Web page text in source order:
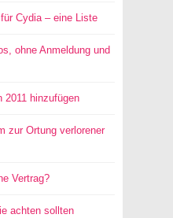
Cydia – eine Liste
ohne Anmeldung und
2011 hinzufügen
zur Ortung verlorener
Vertrag?
achten sollten